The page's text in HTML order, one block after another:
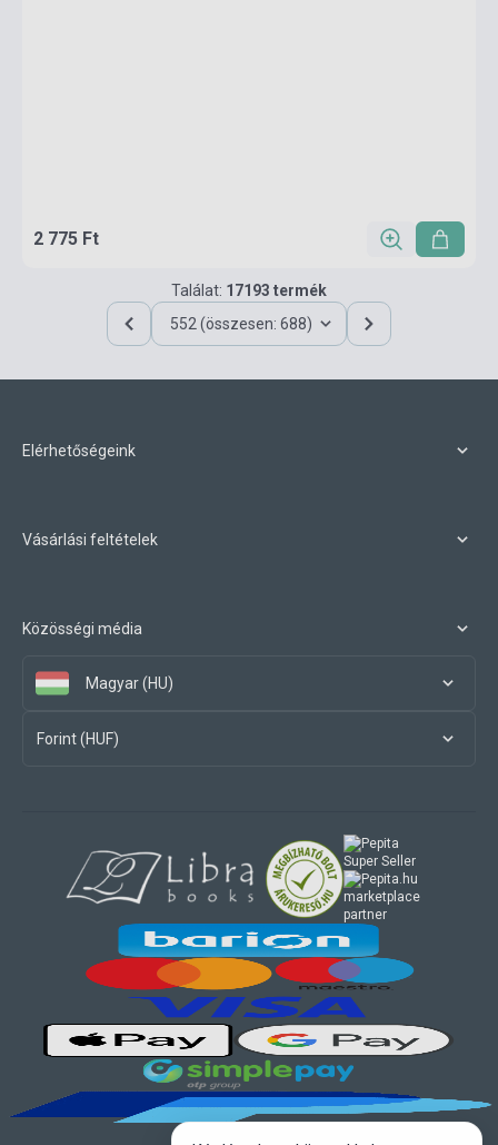
2 775 Ft
Találat: 17193 termék
552 (összesen: 688)
Elérhetőségeink
Vásárlási feltételek
Közösségi média
Magyar (HU)
Forint (HUF)
marketplace
partner